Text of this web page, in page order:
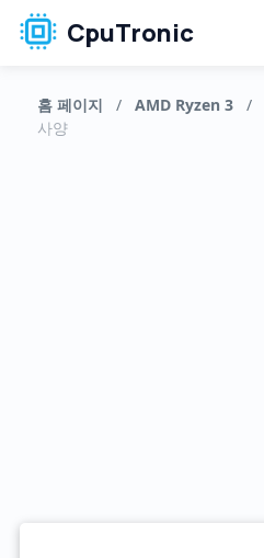
CpuTronic
홈 페이지 / AMD Ryzen 3 /
사양